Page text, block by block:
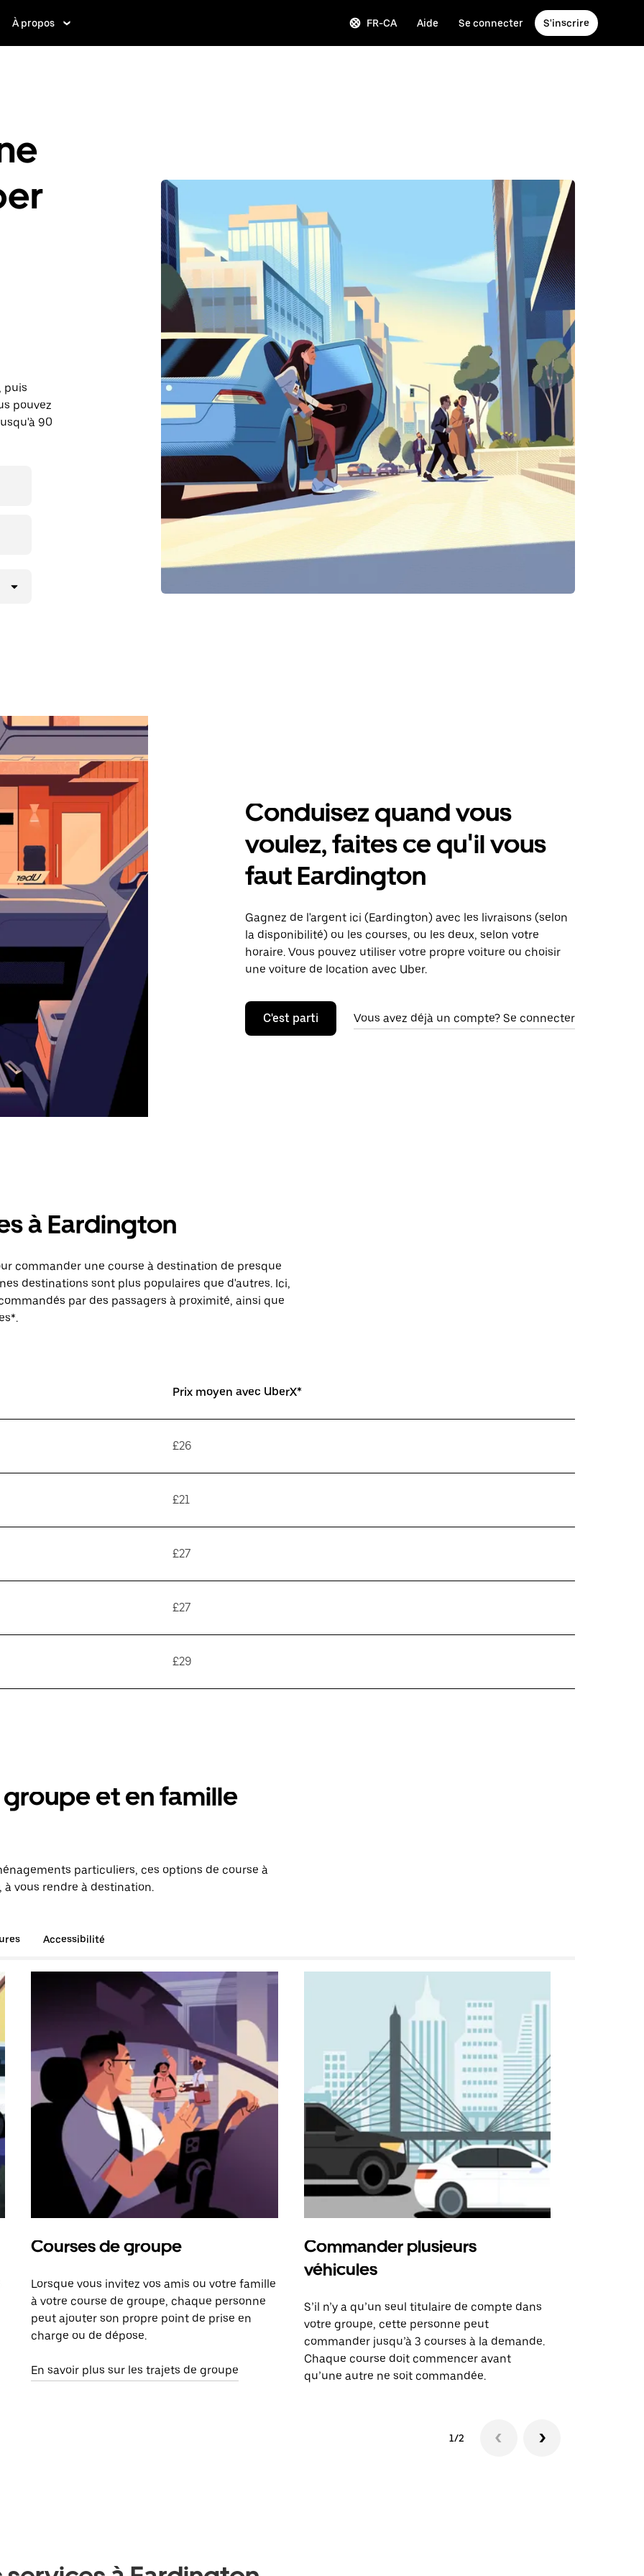
À propos FR-CA Aide Se connecter S'inscrire
puis
pouvez
90
Conduisez quand vous
voulez, faites ce qu'il vous
faut Eardington
Gagnez de l'argent ici (Eardington) avec les livraisons (selon
la disponibilité) ou les courses, ou les deux, selon votre
horaire. Vous pouvez utiliser votre propre voiture ou choisir
une voiture de location avec Uber.
C'est parti Vous avez déjà un compte? Se connecter
à Eardington
commander une course à destination de presque
destinations sont plus populaires que d'autres. Ici,
par des passagers à proximité, ainsi que
Prix moyen avec UberX*
£26
£21
£27
£27
£29
et en famille
particuliers, ces options de course à
vous rendre à destination.
Accessibilité
Courses de groupe
Lorsque vous invitez vos amis ou votre famille
à votre course de groupe, chaque personne
peut ajouter son propre point de prise en
charge ou de dépose.
En savoir plus sur les trajets de groupe
Commander plusieurs
véhicules
S’il n’y a qu’un seul titulaire de compte dans
votre groupe, cette personne peut
commander jusqu’à 3 courses à la demande.
Chaque course doit commencer avant
qu’une autre ne soit commandée.
1/2